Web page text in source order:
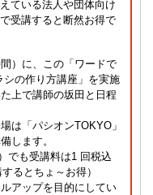
ている法人や団体向け
受講すると断然お得で
）に、この「ワードで
の作り方講座」を実施
上で講師の坂田と日程
は「パシオンTOKYO」
します。
でも受講料は1 回税込
るとちょ～お得）
アップを目的にしてい